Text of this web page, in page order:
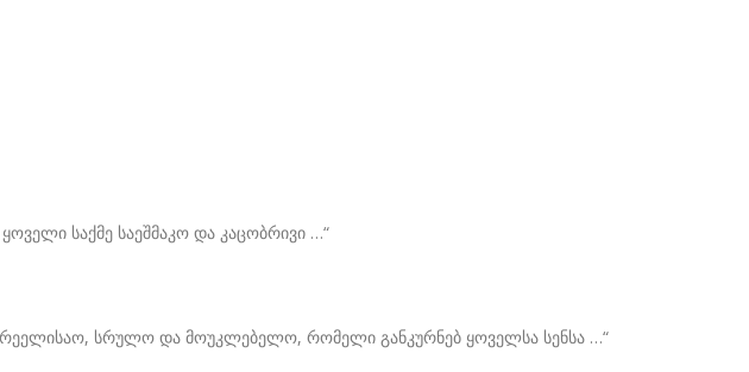
საქმე საეშმაკო და კაცობრივი …“
სრულო და მოუკლებელო, რომელი განკურნებ ყოველსა სენსა …“